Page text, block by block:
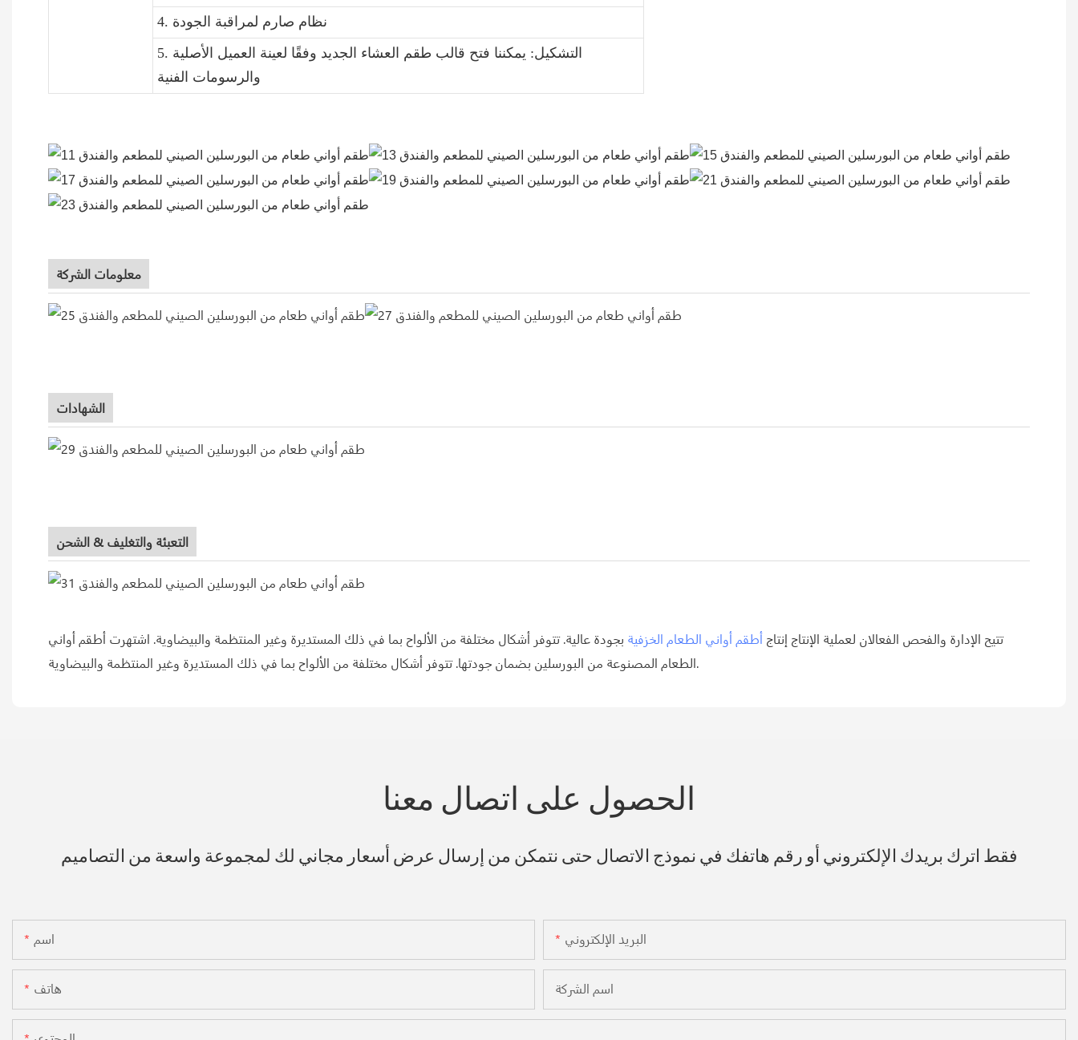
4. نظام صارم لمراقبة الجودة
5. التشكيل: يمكننا فتح قالب طقم العشاء الجديد وفقًا لعينة العميل الأصلية
والرسومات الفنية
معلومات الشركة
الشهادات
التعبئة والتغليف & الشحن
تتيح الإدارة والفحص الفعالان لعملية الإنتاج إنتاج أطقم أواني الطعام الخزفية بجودة عالية. تتوفر أشكال مختلفة من الألواح بما في ذلك المستديرة وغير المنتظمة والبيضاوية. اشتهرت أطقم أواني
الطعام المصنوعة من البورسلين بضمان جودتها. تتوفر أشكال مختلفة من الألواح بما في ذلك المستديرة وغير المنتظمة والبيضاوية.
الحصول على اتصال معنا
فقط اترك بريدك الإلكتروني أو رقم هاتفك في نموذج الاتصال حتى نتمكن من إرسال عرض أسعار مجاني لك لمجموعة واسعة من التصاميم
اسم البريد الإلكتروني
هاتف اسم الشركة